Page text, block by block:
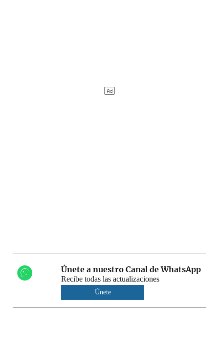
Únete a nuestro Canal de WhatsApp
Recibe todas las actualizaciones
Únete